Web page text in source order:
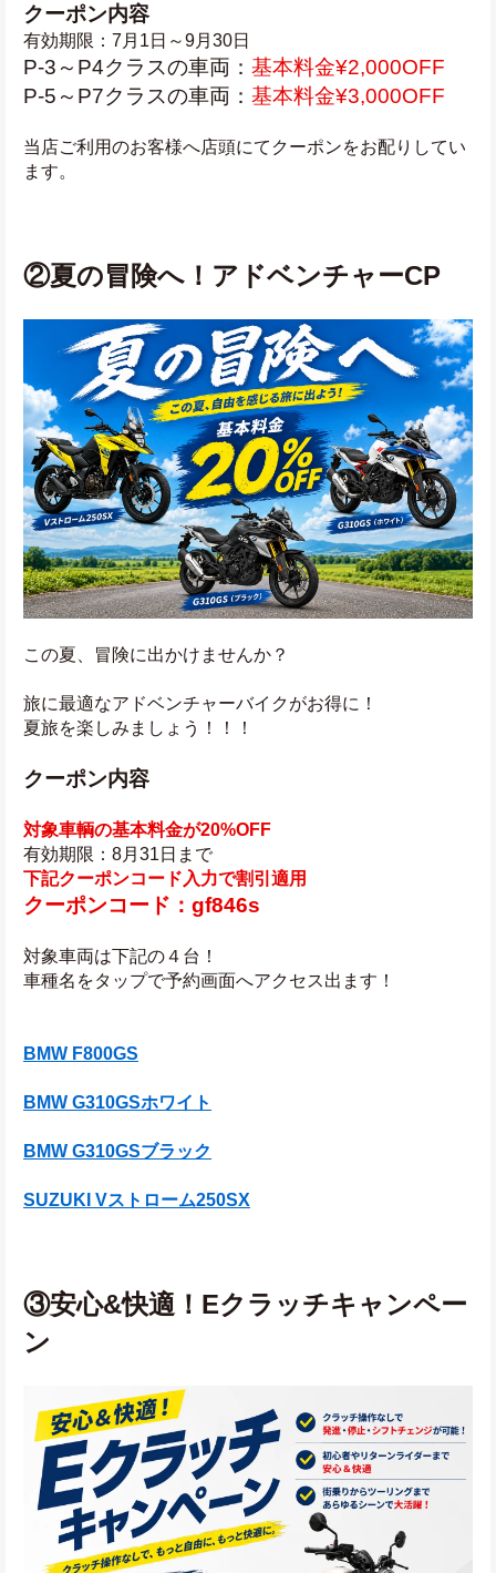
クーポン内容
有効期限：7月1日～9月30日
P-3～P4クラスの車両： 基本料金¥2,000OFF
P-5～P7クラスの車両： 基本料金¥3,000OFF
当店ご利用のお客様へ店頭にてクーポンをお配りしてい
ます。
②夏の冒険へ！アドベンチャーCP
この夏、冒険に出かけませんか？
旅に最適なアドベンチャーバイクがお得に！
夏旅を楽しみましょう！！！
クーポン内容
対象車輌の基本料金が20%OFF
有効期限：8月31日まで
下記クーポンコード入力で割引適用
クーポンコード：gf846s
対象車両は下記の４台！
車種名をタップで予約画面へアクセス出ます！
BMW F800GS
BMW G310GSホワイト
BMW G310GSブラック
SUZUKI Vストローム250SX
③安心&快適！Eクラッチキャンペー
ン